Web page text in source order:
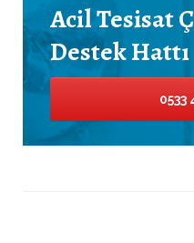
Acil Tesisat
Destek Hattı
0533